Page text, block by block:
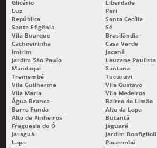
CORTE E GRAVAÇÃO A LASER EM MDF
EMPRESA DE GRAVAÇÃO A LASER
EMPRESAS DE CORTE A LASER EM SP
GRAVAÇÃO A LASER EM INOX
GRAVAÇÃO A LASER EM MADEIRA SP
GRAVAÇÃO A LASER EM METAL SP
GRAVAÇÃO A LASER EM VIDRO SP
Glicério
Liberdade
Luz
Pari
República
Santa Cecília
Santa Efigênia
Sé
Vila Buarque
Brasilândia
Cachoeirinha
Casa Verde
Imirim
Jaçanã
Jardim São Paulo
Lauzane Paulista
Mandaqui
Santana
Tremembé
Tucuruvi
Vila Guilherme
Vila Gustavo
Vila Maria
Vila Medeiros
Água Branca
Bairro do Limão
Barra Funda
Alto da Lapa
Alto de Pinheiros
Butantã
Freguesia do Ó
Jaguaré
Jaraguá
Jardim Bonfiglioli
Lapa
Pacaembú